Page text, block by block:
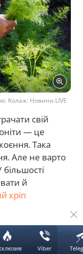
Колаж: Новини.LIVE
свій
— це
Така
Але не варто
й
кріп
на грядці
щоб
Viber